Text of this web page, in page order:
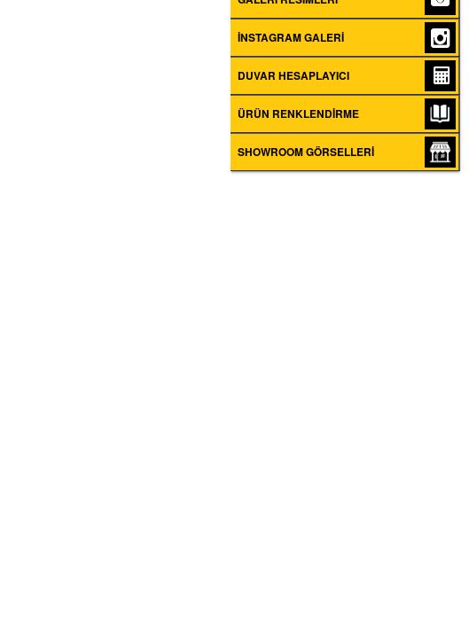
İNSTAGRAM GALERI
DUVAR HESAPLAYICI
ÜRÜN RENKLENDIRME
SHOWROOM GÖRSELLERI